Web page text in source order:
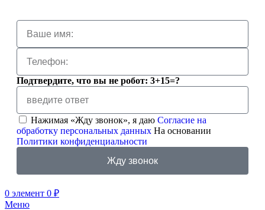
Подтвердите, что вы не робот: 3+15=?
Нажимая «Жду звонок», я даю Согласие на
обработку персональных данных На основании
Политики конфиденциальности
Жду звонок
0 элемент 0 ₽
Меню